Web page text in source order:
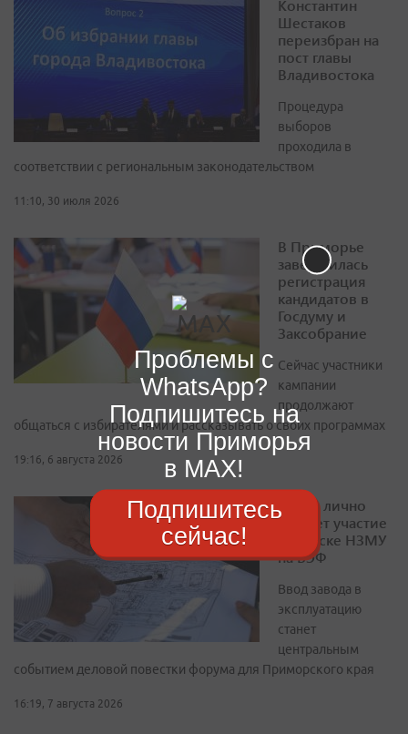
Константин
Шестаков
переизбран на
пост главы
Владивостока
Процедура
выборов
проходила в
соответствии с региональным законодательством
11:10, 30 июля 2026
В Приморье
завершилась
регистрация
кандидатов в
Госдуму и
Заксобрание
Сейчас участники
кампании
продолжают
общаться с избирателями и рассказывать о своих программах
19:16, 6 августа 2026
Путин лично
примет участие
в запуске НЗМУ
на ВЭФ
Ввод завода в
эксплуатацию
станет
центральным
событием деловой повестки форума для Приморского края
16:19, 7 августа 2026
Проблемы с
WhatsApp?
Подпишитесь на
новости Приморья
в MAX!
Подпишитесь
сейчас!